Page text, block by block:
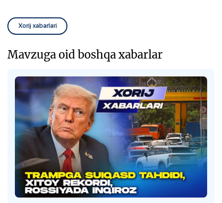
Xorij xabarlari
Mavzuga oid boshqa xabarlar